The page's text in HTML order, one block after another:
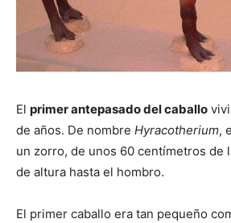
El primer antepasado del caballo
de años. De nombre Hyracotherium,
un zorro, de unos 60 centímetros de
de altura hasta el hombro.
El primer caballo era tan pequeño